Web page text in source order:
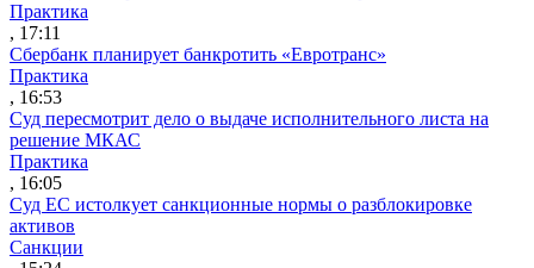
Практика
, 17:11
Сбербанк планирует банкротить «Евротранс»
Практика
, 16:53
Суд пересмотрит дело о выдаче исполнительного листа на
решение МКАС
Практика
, 16:05
Суд ЕС истолкует санкционные нормы о разблокировке
активов
Санкции